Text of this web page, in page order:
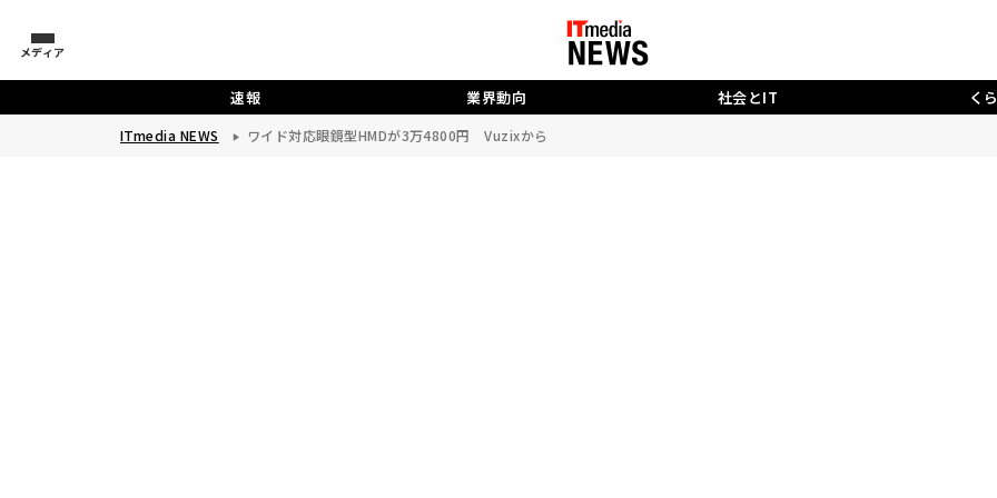
メディア
速報 業界動向 社会とIT く
ITmedia NEWS ワイド対応眼鏡型HMDが3万4800円 Vuzixから